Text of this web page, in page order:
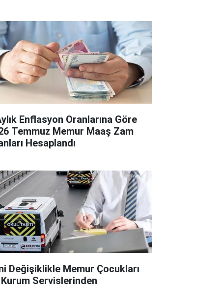
Enflasyon Oranlarına Göre
Temmuz Memur Maaş Zam
Hesaplandı
Değişiklikle Memur Çocukları
Servislerinden